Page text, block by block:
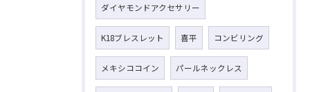
ダイヤモンドアクセサリー
K18ブレスレット 喜平 コンビリング
メキシココイン パールネックレス